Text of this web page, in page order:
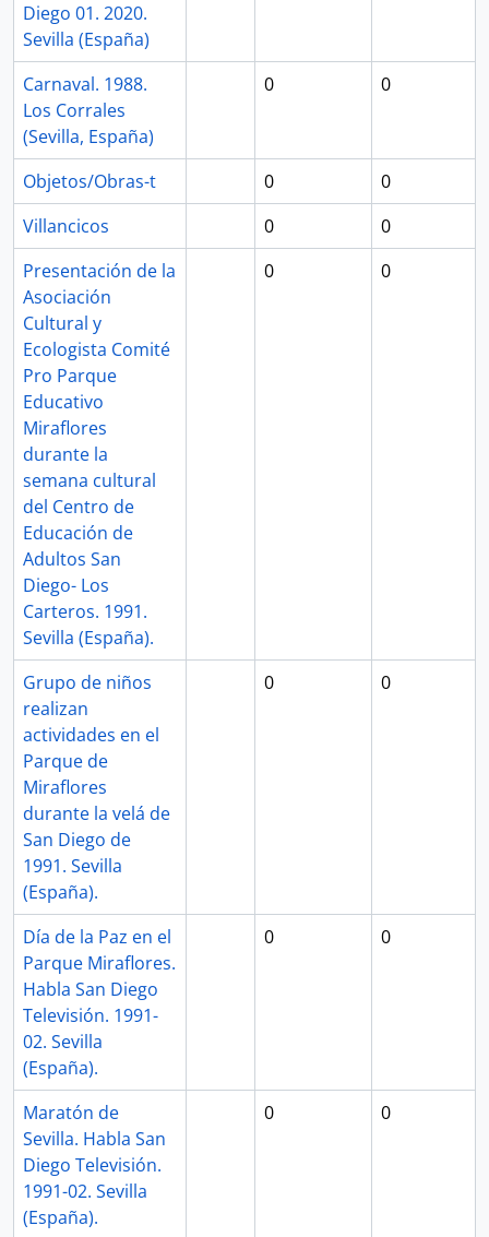
Diego 01. 2020.
Sevilla (España)
Carnaval. 1988.
Los Corrales
(Sevilla, España)
0 0
Objetos/Obras-t 0
0
Villancicos
0
0
Presentación de la
Asociación
Cultural y
Ecologista Comité
Pro Parque
Educativo
Miraflores
durante la
semana cultural
del Centro de
Educación de
Adultos San
Diego- Los
Carteros. 1991.
Sevilla (España).
0 0
Grupo de niños
realizan
actividades en el
Parque de
Miraflores
durante la velá de
San Diego de
1991. Sevilla
(España).
0 0
Día de la Paz en el
Parque Miraflores.
Habla San Diego
Televisión. 1991-
02. Sevilla
(España).
0 0
Maratón de
Sevilla. Habla San
Diego Televisión.
1991-02. Sevilla
(España).
0 0